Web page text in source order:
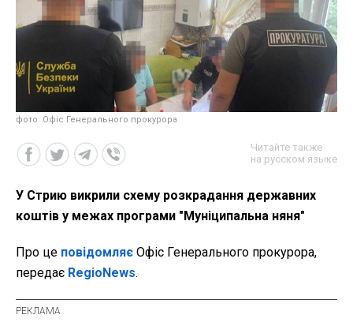
фото: Офіс Генерального прокурора
Читайте также
на русском языке
У Стрию викрили схему розкрадання державних
коштів у межах програми "Муніципальна няня"
Про це повідомляє Офіс Генерального прокурора,
передає RegioNews.